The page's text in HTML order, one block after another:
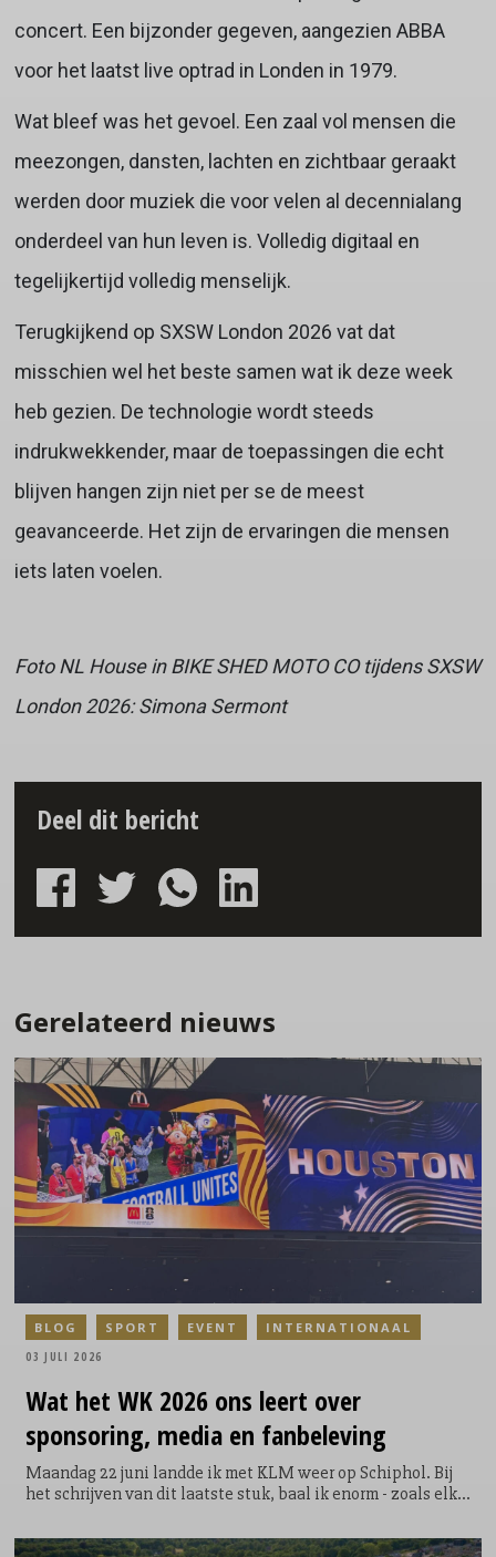
concert. Een bijzonder gegeven, aangezien ABBA
voor het laatst live optrad in Londen in 1979.
Wat bleef was het gevoel. Een zaal vol mensen die
meezongen, dansten, lachten en zichtbaar geraakt
werden door muziek die voor velen al decennialang
onderdeel van hun leven is. Volledig digitaal en
tegelijkertijd volledig menselijk.
Terugkijkend op SXSW London 2026 vat dat
misschien wel het beste samen wat ik deze week
heb gezien. De technologie wordt steeds
indrukwekkender, maar de toepassingen die echt
blijven hangen zijn niet per se de meest
geavanceerde. Het zijn de ervaringen die mensen
iets laten voelen.
Foto NL House in BIKE SHED MOTO CO tijdens SXSW
London 2026: Simona Sermont
Deel dit bericht
Gerelateerd nieuws
Wat het WK 2026 ons leert over
sponsoring, media en fanbeleving
Maandag 22 juni landde ik met KLM weer op Schiphol. Bij
het schrijven van dit laatste stuk, baal ik enorm - zoals elke
Nederlands elftal. Toch heb ik mij tien dagen live mogen
BLOG SPORT EVENT INTERNATIONAAL
03 JULI 2026